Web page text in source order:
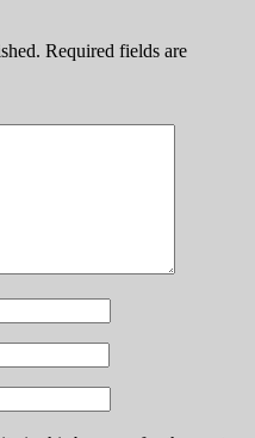
Required fields are